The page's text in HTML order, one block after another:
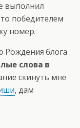
выполнил
победителем
номер.
Рождения блога
слова в
скинуть мне
, дам